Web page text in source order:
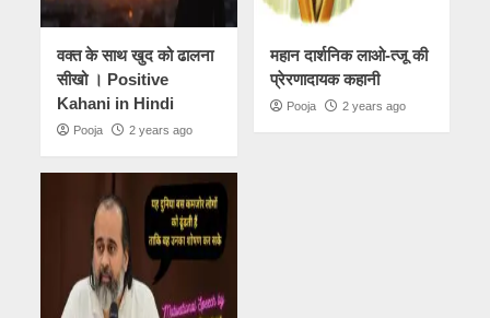
वक्त के साथ खुद को ढालना
सीखो । Positive
Kahani in Hindi
Pooja 2 years ago
महान दार्शनिक लाओ-त्जू की
प्रेरणादायक कहानी
Pooja 2 years ago